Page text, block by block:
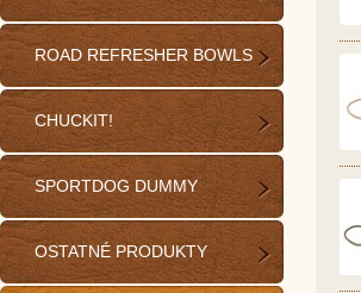
ROAD REFRESHER BOWLS
CHUCKIT!
SPORTDOG DUMMY
OSTATNÉ PRODUKTY